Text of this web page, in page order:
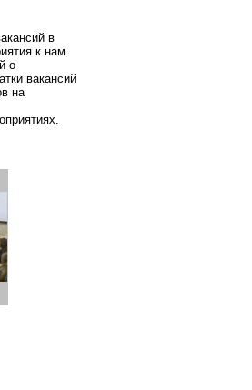
в
к нам
о
вакансий
на